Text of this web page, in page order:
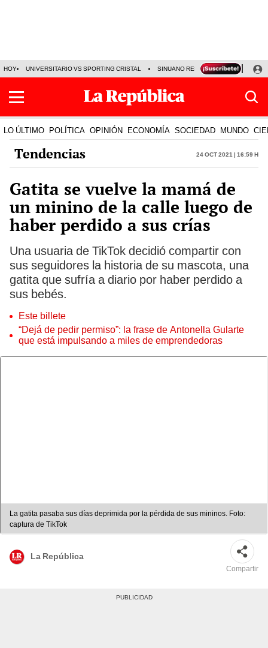
HOY UNIVERSITARIO VS SPORTING CRISTAL SINUANO RESULTADOS HOY
LO ÚLTIMO POLÍTICA OPINIÓN ECONOMÍA SOCIEDAD MUNDO
Tendencias 24 Oct 2021 | 16:59 h
Gatita se vuelve la mamá de
un minino de la calle luego de
haber perdido a sus crías
Una usuaria de TikTok decidió compartir con
sus seguidores la historia de su mascota, una
gatita que sufría a diario por haber perdido a
sus bebés.
Este billete
“Dejá de pedir permiso”: la frase de Antonella Gularte
que está impulsando a miles de emprendedoras
La gatita pasaba sus días deprimida por la pérdida de sus mininos. Foto:
captura de TikTok
La República
Compartir